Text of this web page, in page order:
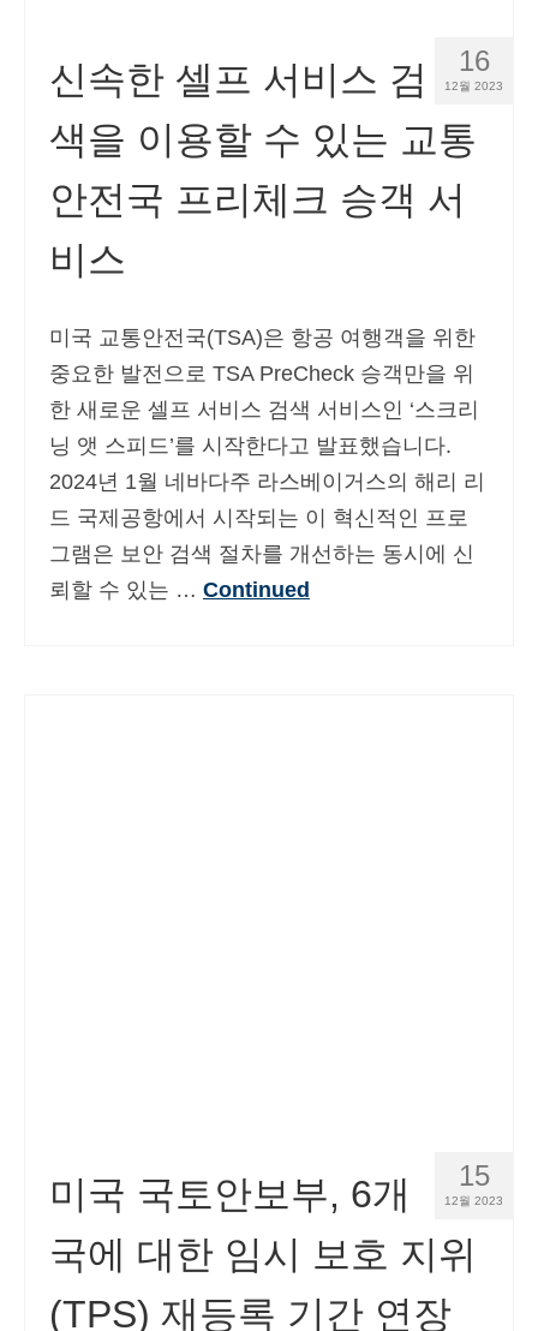
16
12월 2023
신속한 셀프 서비스 검
색을 이용할 수 있는 교통
안전국 프리체크 승객 서
비스
미국 교통안전국(TSA)은 항공 여행객을 위한
중요한 발전으로 TSA PreCheck 승객만을 위
한 새로운 셀프 서비스 검색 서비스인 ‘스크리
닝 앳 스피드’를 시작한다고 발표했습니다.
2024년 1월 네바다주 라스베이거스의 해리 리
드 국제공항에서 시작되는 이 혁신적인 프로
그램은 보안 검색 절차를 개선하는 동시에 신
뢰할 수 있는 … Continued
15
12월 2023
미국 국토안보부, 6개
국에 대한 임시 보호 지위
(TPS) 재등록 기간 연장